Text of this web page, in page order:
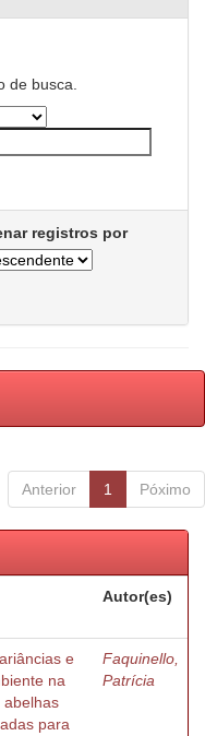
de busca.
registros por
Anterior 1 Póximo
Autor(es)
e
na
abelhas
para
Faquinello,
Patrícia